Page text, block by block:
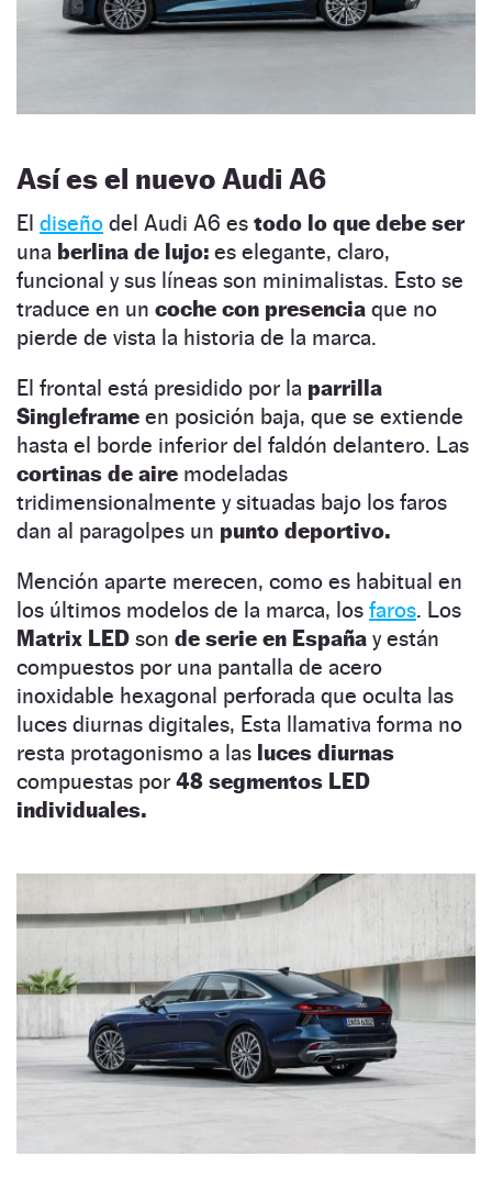
Así es el nuevo Audi A6
El diseño del Audi A6 es todo lo que debe ser
una berlina de lujo: es elegante, claro,
funcional y sus líneas son minimalistas. Esto se
traduce en un coche con presencia que no
pierde de vista la historia de la marca.
El frontal está presidido por la parrilla
Singleframe en posición baja, que se extiende
hasta el borde inferior del faldón delantero. Las
cortinas de aire modeladas
tridimensionalmente y situadas bajo los faros
dan al paragolpes un punto deportivo.
Mención aparte merecen, como es habitual en
los últimos modelos de la marca, los faros. Los
Matrix LED son de serie en España y están
compuestos por una pantalla de acero
inoxidable hexagonal perforada que oculta las
luces diurnas digitales, Esta llamativa forma no
resta protagonismo a las luces diurnas
compuestas por 48 segmentos LED
individuales.